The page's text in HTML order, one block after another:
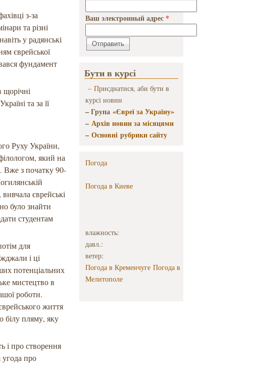
з-за
та різні
у радянські
єврейської
фундамент
та за її
Руху України,
який на
Вже з початку 90-
єврейські
було знайти
студентам
для
і ці
потенціальних
мистецтво в
роботи.
життя
білу пляму, яку
і про створення
угода про
Ваш электронный адрес *
Бути в курсі
– Приєднатися, аби бути в
курсі новин
– Група «Євреї за Україну»
–Архів новин за місяцями
–Основні рубрики сайту
Погода
Погода в Киеве
влажность:
давл.:
ветер:
Погода в Кременчуге Погода в
Мелитополе